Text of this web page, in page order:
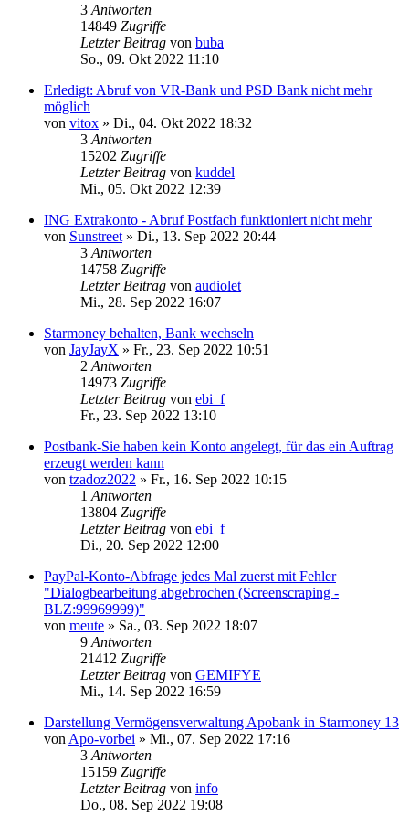
3 Antworten
14849 Zugriffe
Letzter Beitrag von buba
So., 09. Okt 2022 11:10
Erledigt: Abruf von VR-Bank und PSD Bank nicht mehr
möglich
von vitox » Di., 04. Okt 2022 18:32
3 Antworten
15202 Zugriffe
Letzter Beitrag von kuddel
Mi., 05. Okt 2022 12:39
ING Extrakonto - Abruf Postfach funktioniert nicht mehr
von Sunstreet » Di., 13. Sep 2022 20:44
3 Antworten
14758 Zugriffe
Letzter Beitrag von audiolet
Mi., 28. Sep 2022 16:07
Starmoney behalten, Bank wechseln
von JayJayX » Fr., 23. Sep 2022 10:51
2 Antworten
14973 Zugriffe
Letzter Beitrag von ebi_f
Fr., 23. Sep 2022 13:10
Postbank-Sie haben kein Konto angelegt, für das ein Auftrag
erzeugt werden kann
von tzadoz2022 » Fr., 16. Sep 2022 10:15
1 Antworten
13804 Zugriffe
Letzter Beitrag von ebi_f
Di., 20. Sep 2022 12:00
PayPal-Konto-Abfrage jedes Mal zuerst mit Fehler
"Dialogbearbeitung abgebrochen (Screenscraping -
BLZ:99969999)"
von meute » Sa., 03. Sep 2022 18:07
9 Antworten
21412 Zugriffe
Letzter Beitrag von GEMIFYE
Mi., 14. Sep 2022 16:59
Darstellung Vermögensverwaltung Apobank in Starmoney 13
von Apo-vorbei » Mi., 07. Sep 2022 17:16
3 Antworten
15159 Zugriffe
Letzter Beitrag von info
Do., 08. Sep 2022 19:08